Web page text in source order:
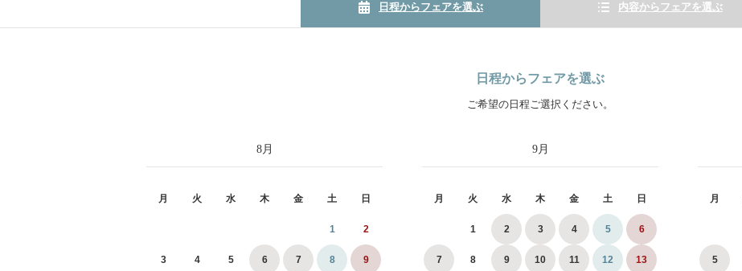
日程からフェアを選ぶ 内容からフェアを選ぶ
日程からフェアを選ぶ
ご希望の日程ご選択ください。
8月
月 火 水 木 金 土 日
1 2
3 4 5 6 7 8 9
9月
月 火 水 木 金 土 日
1 2 3 4 5 6
7 8 9 10 11 12 13
月
5